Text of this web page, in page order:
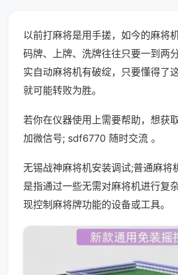
以前打麻将是用手搓，如今的麻将
码牌、上牌、洗牌往往只要一到两
实自动麻将机有破绽，只要懂得了
就可能转败为胜。
若你在仪器使用上需要帮助，想获
加微信号; sdf6770 随时交流 。
无锡战神麻将机安装调试;普通麻将
是指通过一些无需对麻将机进行复
现控制麻将牌功能的设备或工具。